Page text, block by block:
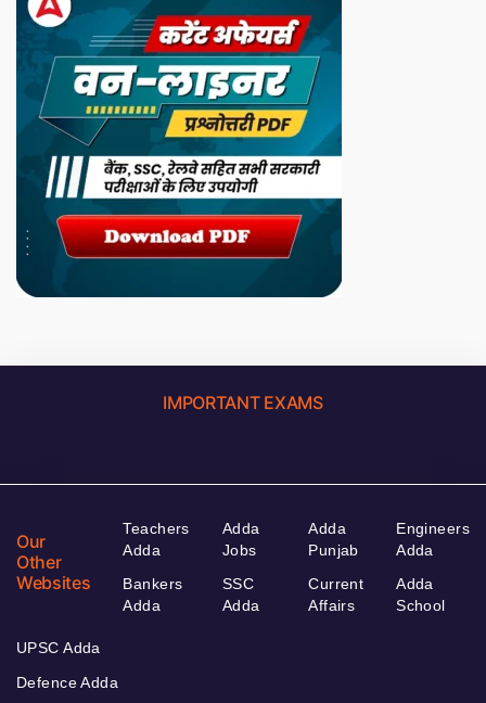
IMPORTANT EXAMS
Our
Other
Websites
Teachers
Adda
Bankers
Adda
Adda
Jobs
SSC
Adda
Adda
Punjab
Current
Affairs
Engineers
Adda
Adda
School
UPSC Adda
Defence Adda